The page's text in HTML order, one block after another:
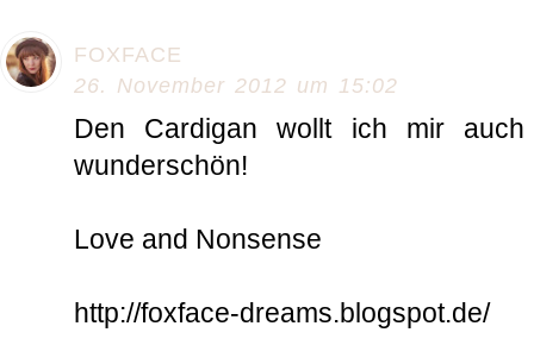
FOXFACE
26. November 2012 um 15:02
Den Cardigan wollt ich mir
wunderschön!
Love and Nonsense
http://foxface-dreams.blogspot.de/